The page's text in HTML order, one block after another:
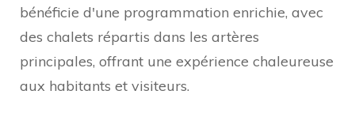
bénéficie d'une programmation enrichie, avec
des chalets répartis dans les artères
principales, offrant une expérience chaleureuse
aux habitants et visiteurs.